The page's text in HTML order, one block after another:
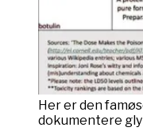
Her er den
dokumentere